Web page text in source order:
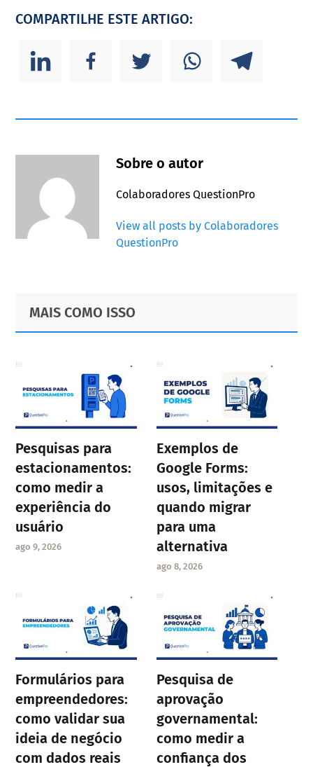
COMPARTILHE ESTE ARTIGO:
Sobre o autor
Colaboradores QuestionPro
View all posts by Colaboradores
QuestionPro
Primary
Sidebar
Footer
MAIS COMO ISSO
Pesquisas para
estacionamentos:
como medir a
experiência do
usuário
ago 9, 2026
Exemplos de
Google Forms:
usos, limitações e
quando migrar
para uma
alternativa
ago 8, 2026
Formulários para
empreendedores:
como validar sua
ideia de negócio
com dados reais
Pesquisa de
aprovação
governamental:
como medir a
confiança dos